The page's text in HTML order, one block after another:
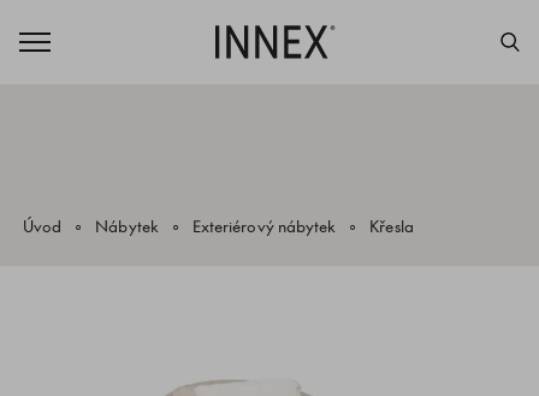
Úvod Nábytek Exteriérový nábytek Křesla